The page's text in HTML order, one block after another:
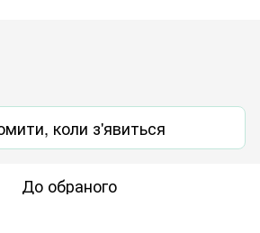
коли з'явиться
До обраного